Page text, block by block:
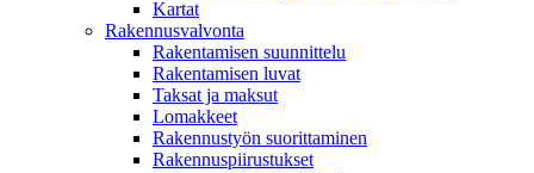
Kartat
Rakennusvalvonta
Rakentamisen suunnittelu
Rakentamisen luvat
Taksat ja maksut
Lomakkeet
Rakennustyön suorittaminen
Rakennuspiirustukset